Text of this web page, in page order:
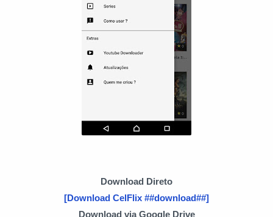
Download Direto
[Download CelFlix ##download##]
Download via Google Drive